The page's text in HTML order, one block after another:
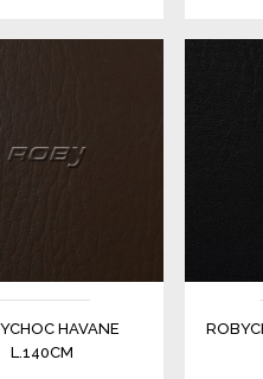
HAVANE
L.140CM